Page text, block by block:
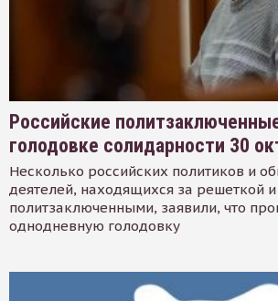
Российские
голодовке солидарности 30
Несколько российских политиков и
деятелей, находящихся за решеткой
политзаключенными, заявили, что
однодневную голодовку